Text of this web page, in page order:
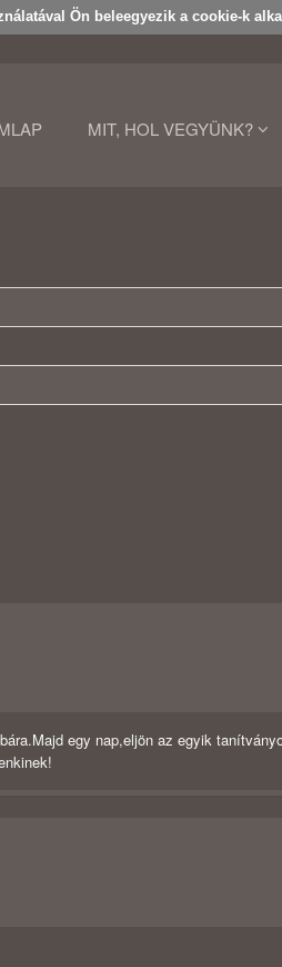
Ön beleegyezik a cookie-k
MIT, HOL VEGYÜNK?
egy nap,eljön az egyik